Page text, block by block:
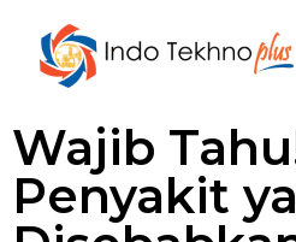
Wajib
Penyakit